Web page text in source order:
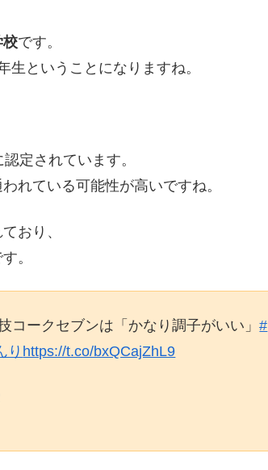
校です。
ということになりますね。
定されています。
れている可能性が高いですね。
おり、
。
ークセブンは「かなり調子がいい」#
り https://t.co/bxQCajZhL9